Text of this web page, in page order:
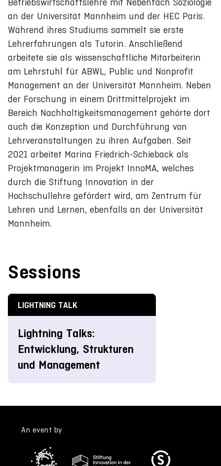
an der Universität Mannheim und der HEC Paris.
Während ihres Studiums sammelt sie erste
Lehrerfahrungen als Tutorin. Anschließend
arbeitete sie als wissenschaftliche Mitarbeiterin
am Lehrstuhl für ABWL, Public und Nonprofit
Management an der Universität Mannheim. Neben
der Forschung in einem Drittmittelprojekt im
Bereich Nachhaltigkeitsmanagement gehörte dort
auch die Konzeption und Durchführung von
Lehrveranstaltungen zu ihren Aufgaben. Seit
2021 arbeitet Marina Friedrich-Schieback als
Projektmanagerin im Projekt InnoMA, welches
durch die Stiftung Innovation in der
Hochschullehre gefördert wird, am Zentrum für
Lehren und Lernen, ebenfalls an der Universität
Mannheim.
Sessions
LIGHTNING TALK
Lightning Talks:
Entwicklung, Strukturen
und Management
An event by